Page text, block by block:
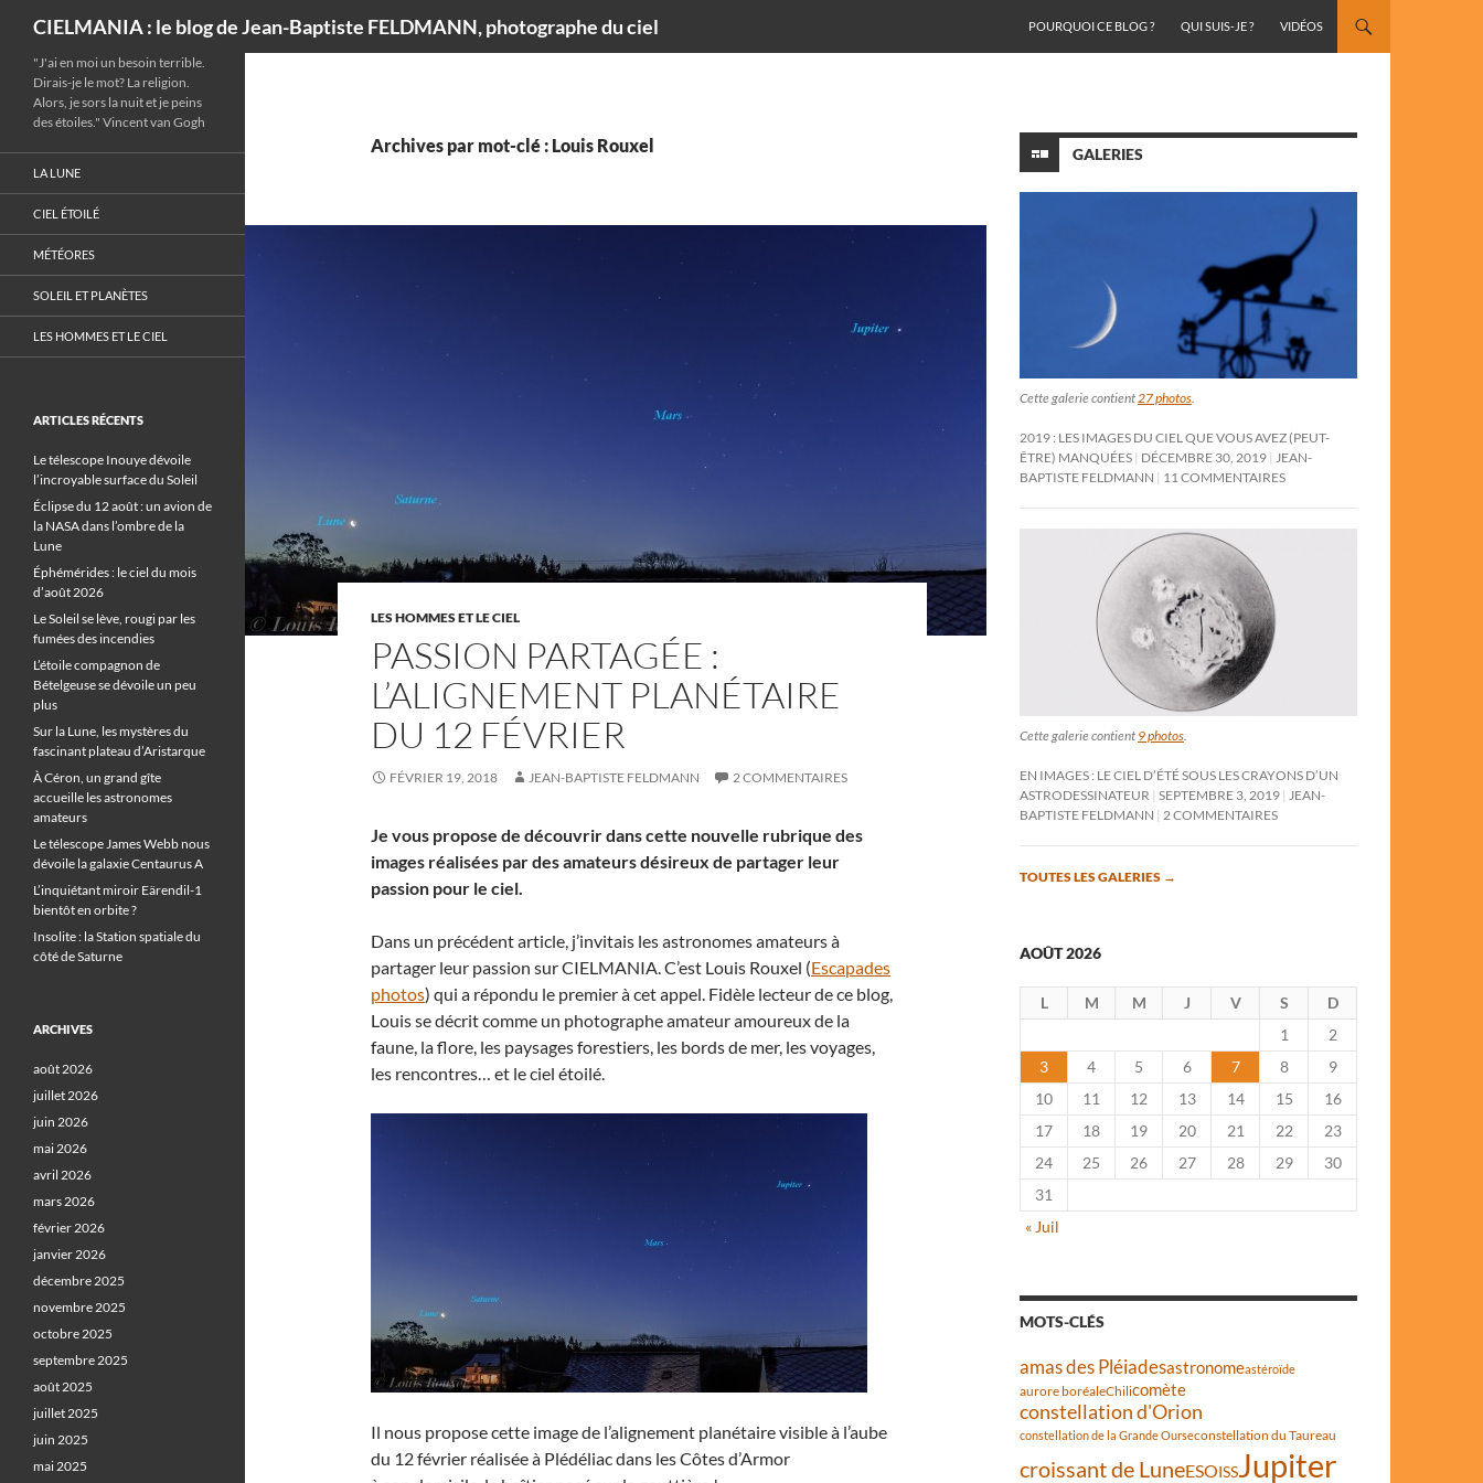
CIELMANIA : le blog de Jean-Baptiste FELDMANN, photographe du ciel
POURQUOI CE BLOG ?
QUI SUIS-JE ? VIDÉOS
Archives par mot-clé : Louis Rouxel
LES HOMMES ET LE CIEL
PASSION PARTAGÉE :
L’ALIGNEMENT PLANÉTAIRE
DU 12 FÉVRIER
FÉVRIER 19, 2018 JEAN-BAPTISTE FELDMANN 2 COMMENTAIRES
Je vous propose de découvrir dans cette nouvelle rubrique des
images réalisées par des amateurs désireux de partager leur
passion pour le ciel.
Dans un précédent article, j’invitais les astronomes amateurs à
partager leur passion sur CIELMANIA. C’est Louis Rouxel (Escapades
photos) qui a répondu le premier à cet appel. Fidèle lecteur de ce blog,
Louis se décrit comme un photographe amateur amoureux de la
faune, la flore, les paysages forestiers, les bords de mer, les voyages,
les rencontres… et le ciel étoilé.
Il nous propose cette image de l’alignement planétaire visible à l’aube
du 12 février réalisée à Plédéliac dans les Côtes d’Armor
GALERIES
Cette galerie contient27 photos.
2019 : LES IMAGES DU CIEL QUE VOUS AVEZ (PEUT-
ÊTRE) MANQUÉES DÉCEMBRE 30, 2019 JEAN-
BAPTISTE FELDMANN
11 COMMENTAIRES
Cette galerie contient 9 photos
EN IMAGES : LE CIEL D’ÉTÉ SOUS LES CRAYONS D’UN
ASTRODESSINATEUR SEPTEMBRE 3, 2019
JEAN-
BAPTISTE FELDMANN
2 COMMENTAIRES
TOUTES LES GALERIES →
AOÛT 2026
L M M J V S
D
1
2
3
4 5 6 7 8
9
10
11 12 13 14 15
16
17
18 19 20 21 22
23
24
25 26 27 28 29
30
31
« Juil
MOTS-CLÉS
amas des Pléiadesastronomeastéroïde
aurore boréaleChilicomète
constellation d'Orion
constellation de la Grande Ourseconstellation du Taureau
croissant de LuneESOISSJupiter
"J'ai en moi un besoin terrible.
Dirais-je le mot? La religion.
Alors, je sors la nuit et je peins
des étoiles." Vincent van Gogh
LA LUNE
CIEL ÉTOILÉ
MÉTÉORES
SOLEIL ET PLANÈTES
LES HOMMES ET LE CIEL
ARTICLES RÉCENTS
Le télescope Inouye dévoile
l’incroyable surface du Soleil
Éclipse du 12 août : un avion de
la NASA dans l’ombre de la
Lune
Éphémérides : le ciel du mois
d’août 2026
Le Soleil se lève, rougi par les
fumées des incendies
L’étoile compagnon de
Bételgeuse se dévoile un peu
plus
Sur la Lune, les mystères du
fascinant plateau d’Aristarque
À Céron, un grand gîte
accueille les astronomes
amateurs
Le télescope James Webb nous
dévoile la galaxie Centaurus A
L’inquiétant miroir Eärendil-1
bientôt en orbite ?
Insolite : la Station spatiale du
côté de Saturne
ARCHIVES
août 2026
juillet 2026
juin 2026
mai 2026
avril 2026
mars 2026
février 2026
janvier 2026
décembre 2025
novembre 2025
octobre 2025
septembre 2025
août 2025
juillet 2025
juin 2025
mai 2025